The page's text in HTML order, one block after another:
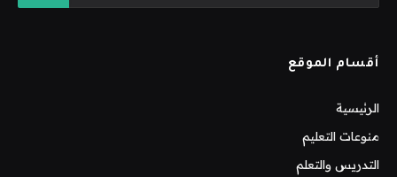
أقسام الموقع
الرئيسية
منوعات التعليم
التدريس والتعلم